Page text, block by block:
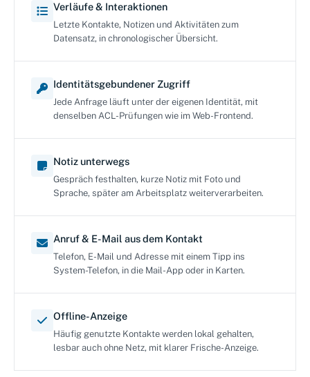
Verläufe & Interaktionen
Letzte Kontakte, Notizen und Aktivitäten zum
Datensatz, in chronologischer Übersicht.
Identitätsgebundener Zugriff
Jede Anfrage läuft unter der eigenen Identität, mit
denselben ACL-Prüfungen wie im Web-Frontend.
Notiz unterwegs
Gespräch festhalten, kurze Notiz mit Foto und
Sprache, später am Arbeitsplatz weiterverarbeiten.
Anruf & E-Mail aus dem Kontakt
Telefon, E-Mail und Adresse mit einem Tipp ins
System-Telefon, in die Mail-App oder in Karten.
Offline-Anzeige
Häufig genutzte Kontakte werden lokal gehalten,
lesbar auch ohne Netz, mit klarer Frische-Anzeige.